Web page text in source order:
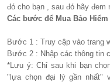
đó cho bạn , sau đó hãy
Các bước để Mua Bảo
Bước 1 : Truy cập vào trang
Bước 2 : Nhập các thông tin
*Lưu ý: Chỉ sau khi bạn
"lựa chọn đại lý gần nhất"